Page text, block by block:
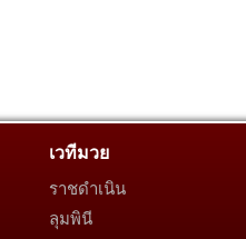
เวทีมวย
ราชดำเนิน
ลุมพินี